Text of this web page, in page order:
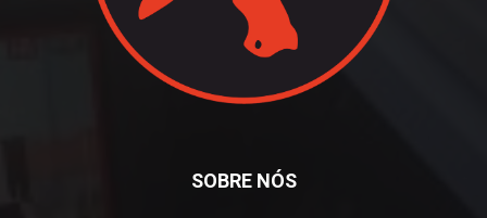
SOBRE NÓS